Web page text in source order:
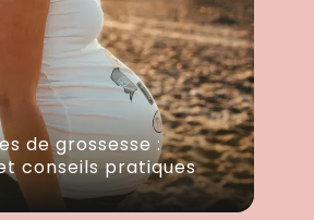
de grossesse :
conseils pratiques